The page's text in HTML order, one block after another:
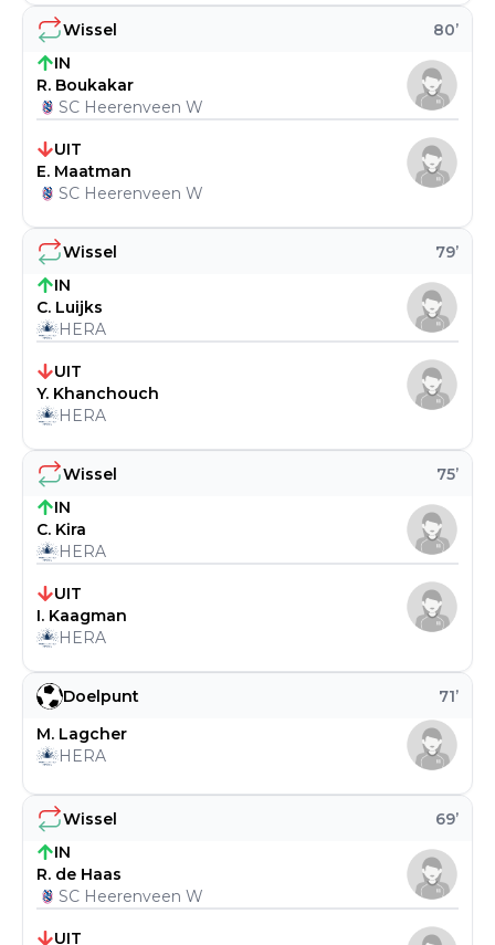
Wissel 69’
IN
R. de Haas
SC Heerenveen W
UIT
Doelpunt 71’
M. Lagcher
HERA
Wissel 75’
IN
C. Kira
HERA
UIT
I. Kaagman
HERA
Wissel 79’
IN
C. Luijks
HERA
UIT
Y. Khanchouch
HERA
Wissel 80’
IN
R. Boukakar
SC Heerenveen W
UIT
E. Maatman
SC Heerenveen W